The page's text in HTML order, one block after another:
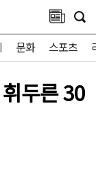
문화 스포츠
두른 30